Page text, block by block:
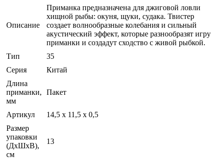
Описание
Приманка предназначена для джиговой ловли
хищной рыбы: окуня, щуки, судака. Твистер
создает волнообразные колебания и сильный
акустический эффект, которые разнообразят игру
приманки и создадут сходство с живой рыбкой.
Тип
35
Серия
Китай
Длина
приманки,
мм
Пакет
Артикул
14,5 х 11,5 х 0,5
Размер
упаковки
(ДхШхВ),
см
13